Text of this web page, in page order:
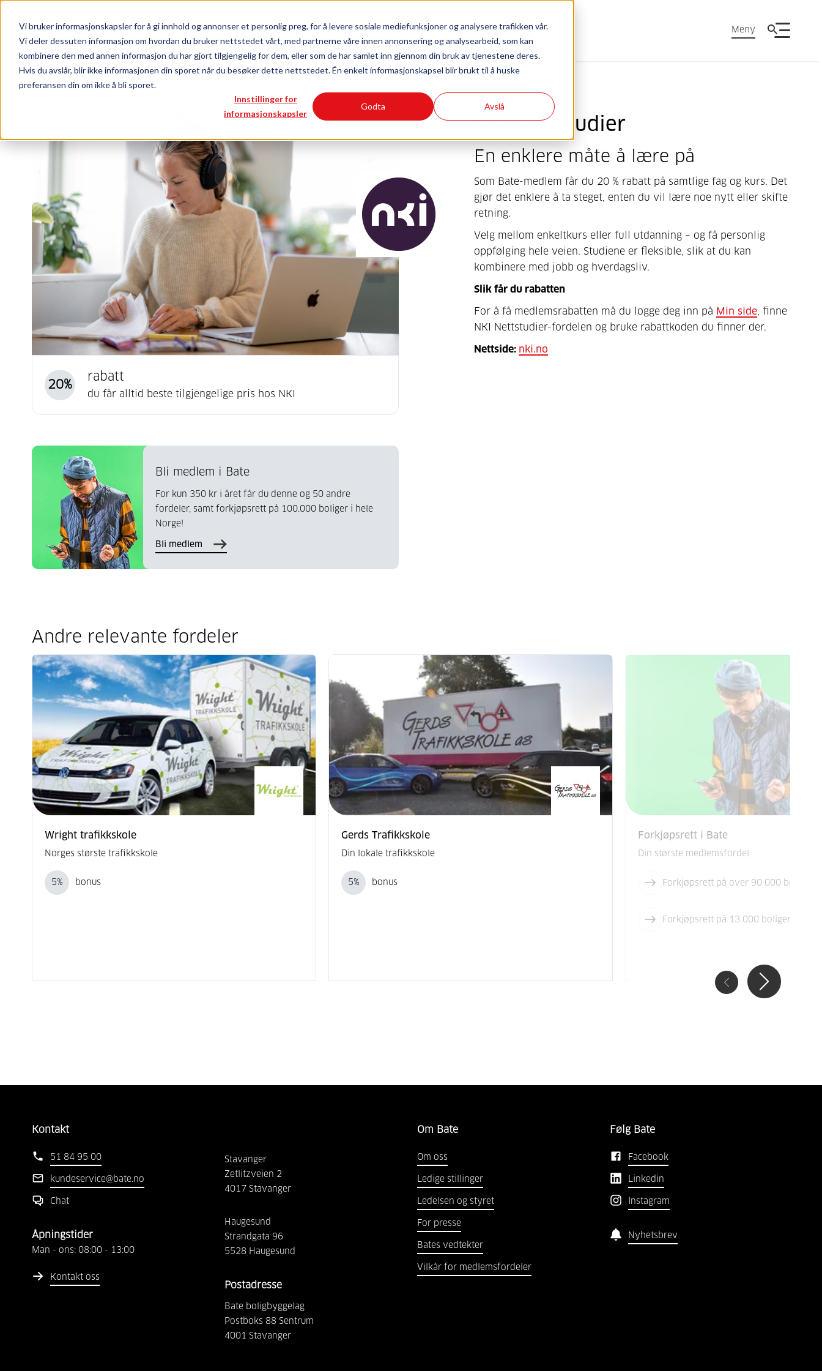
Vi bruker informasjonskapsler for å gi innhold og annonser et personlig preg, for å levere sosiale mediefunksjoner og analysere trafikken vår.
Vi deler dessuten informasjon om hvordan du bruker nettstedet vårt, med partnerne våre innen annonsering og analysearbeid, som kan
kombinere den med annen informasjon du har gjort tilgjengelig for dem, eller som de har samlet inn gjennom din bruk av tjenestene deres.
Hvis du avslår, blir ikke informasjonen din sporet når du besøker dette nettstedet. Én enkelt informasjonskapsel blir brukt til å huske
preferansen din om ikke å bli sporet.
Innstillinger for
informasjonskapsler
Godta Avslå
Medlemsfordeler NKI Nettstudier
Logg inn
Bli medlem
Innhold for
Meny
deg styret utbygger
20%
rabatt
du får alltid beste tilgjengelige pris hos NKI
Bli medlem i Bate
For kun 350 kr i året får du denne og 50 andre
fordeler, samt forkjøpsrett på 100.000 boliger i hele
Norge!
Bli medlem
NKI Nettstudier
En enklere måte å lære på
Som Bate-medlem får du 20 % rabatt på samtlige fag og kurs. Det
gjør det enklere å ta steget, enten du vil lære noe nytt eller skifte
retning.
Velg mellom enkeltkurs eller full utdanning – og få personlig
oppfølging hele veien. Studiene er fleksible, slik at du kan
kombinere med jobb og hverdagsliv.
Slik får du rabatten
For å få medlemsrabatten må du logge deg inn på Min side , finne
NKI Nettstudier-fordelen og bruke rabattkoden du finner der.
Nettside: nki.no
Andre relevante fordeler
Wright trafikkskole
Norges største trafikkskole
5% bonus
Gerds Trafikkskole
Din lokale trafikkskole
5% bonus
Forkjøpsrett i Bate
Din største medlemsfordel
Forkjøpsrett på over 90 000 boliger i
Forkjøpsrett på 13 000 boliger i
Kontakt
51 84 95 00
kundeservice@bate.no
Chat
Åpningstider
Man - ons: 08:00 - 13:00
Kontakt oss
Stavanger
Zetlitzveien 2
4017 Stavanger
Haugesund
Strandgata 96
5528 Haugesund
Postadresse
Bate boligbyggelag
Postboks 88 Sentrum
4001 Stavanger
Om Bate
Om oss
Ledige stillinger
Ledelsen og styret
For presse
Bates vedtekter
Vilkår for medlemsfordeler
Følg Bate
Facebook
Linkedin
Instagram
Nyhetsbrev